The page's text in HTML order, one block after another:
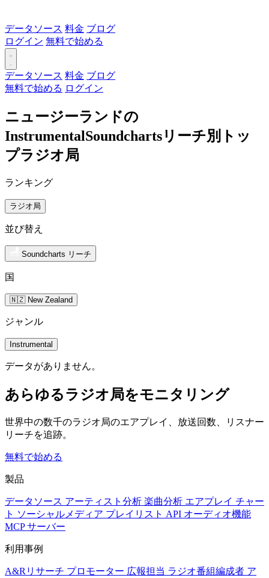
データソース 料金 ブログ
ログイン 無料で始める
データソース 料金 ブログ
無料で始める ログイン
ニュージーランドの
InstrumentalSoundchartsリーチ別トッ
プラジオ局
ランキング
ラジオ局
並び替え
Soundcharts リーチ
国
🇳🇿 New Zealand
ジャンル
Instrumental
データがありません。
あらゆるラジオ局をモニタリング
世界中の数千のラジオ局のエアプレイ、放送回数、リスナー
リーチを追跡。
無料で始める
製品
データソース アーティスト分析 楽曲分析 エアプレイ チャー
ト ソーシャルメディア プレイリスト API オーディオ機能
MCP サーバー
利用事例
A&Rリサーチ プロモーター 広報担当 ラジオ番組編成者 ア